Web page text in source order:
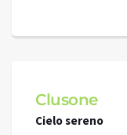
Clusone
Cielo sereno